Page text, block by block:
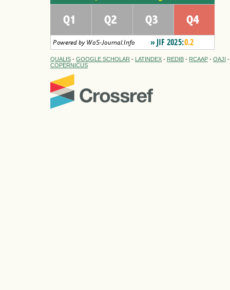
QUALIS - GOOGLE SCHOLAR - LATINDEX - REDIB - RCAAP - OAJI
COPERNICUS